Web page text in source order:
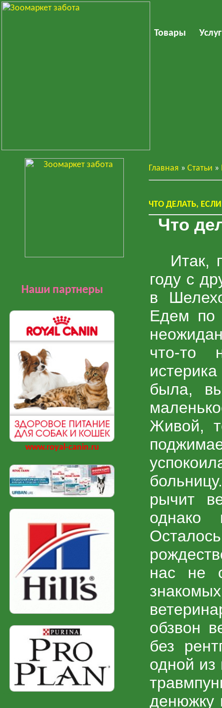
Товары
Наши партнеры
www.royal-canin.ru
Главная » Статьи »
ЧТО ДЕЛАТЬ,
Что
Итак,
году с
в
Едем по
что-то
была,
Живой,
рычит
однако
нас не
обзвон
без
одной из
денюжку